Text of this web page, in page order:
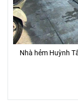
Nhà hẻm Huỳnh